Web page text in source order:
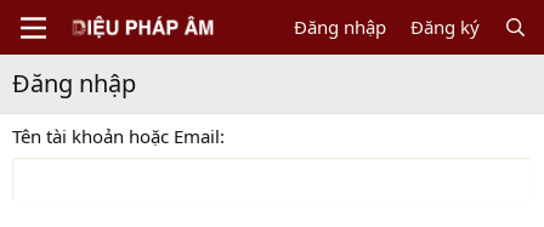
Đăng nhập Đăng ký
Đăng nhập
Tên tài khoản hoặc Email